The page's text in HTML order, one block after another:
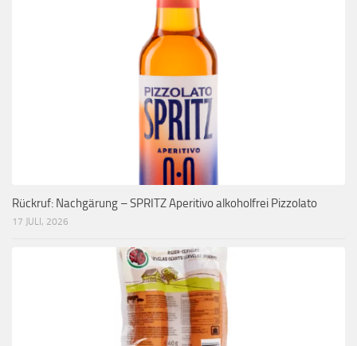
Rückruf: Nachgärung – SPRITZ Aperitivo alkoholfrei Pizzolato
17 JULI, 2026